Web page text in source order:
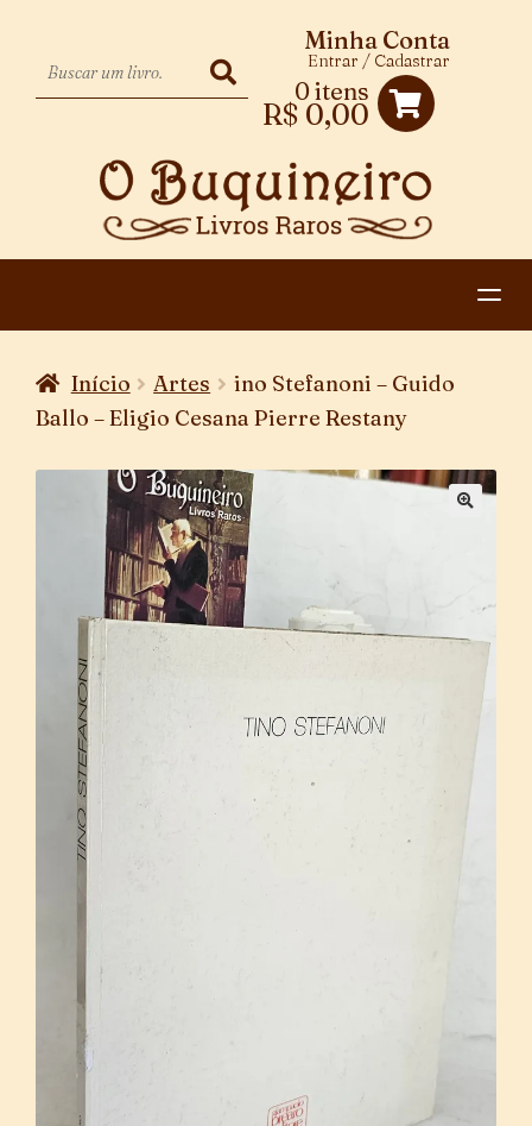
0 itens
R$ 0,00
Minha Conta
Entrar / Cadastrar
CATEGORIAS
MENU
CONTATO
Início Artes
ino Stefanoni – Guido
Ballo – Eligio Cesana Pierre Restany